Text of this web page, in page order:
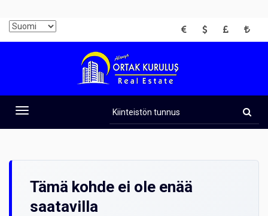
EUR USD GBP TRY
Toggle
navigation
tunnus
Tämä kohde ei ole enää
saatavilla